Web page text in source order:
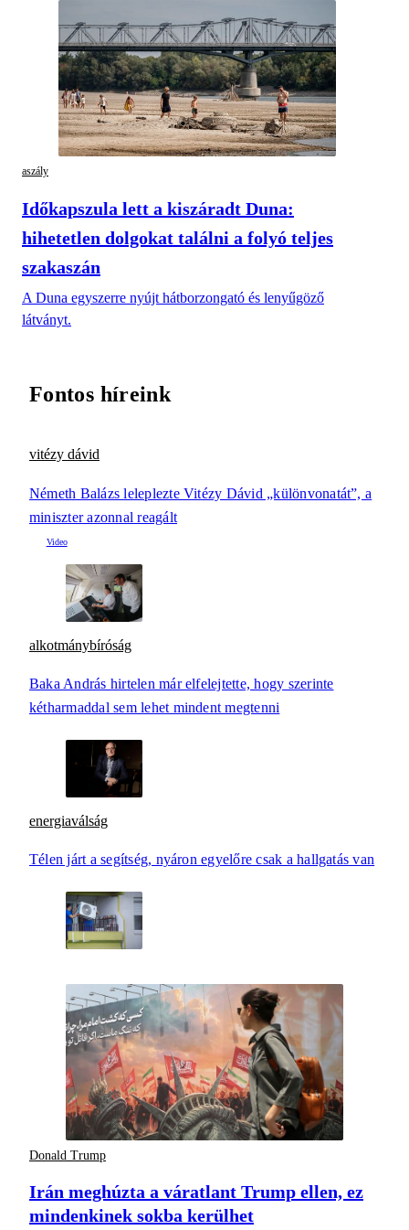
aszály
Időkapszula lett a kiszáradt Duna:
hihetetlen dolgokat találni a folyó teljes
szakaszán
A Duna egyszerre nyújt hátborzongató és lenyűgöző
látványt.
Fontos híreink
vitézy dávid
Németh Balázs leleplezte Vitézy Dávid „különvonatát”, a
miniszter azonnal reagált
alkotmánybíróság
Baka András hirtelen már elfelejtette, hogy szerinte
kétharmaddal sem lehet mindent megtenni
energiaválság
Télen járt a segítség, nyáron egyelőre csak a hallgatás van
Donald Trump
Irán meghúzta a váratlant Trump ellen, ez
mindenkinek sokba kerülhet